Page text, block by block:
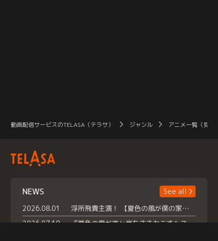
動画配信サービスのTELASA（テラサ） ジャンル アニメ一覧（見放
NEWS
See all
2026.08.01
浮所飛貴主演！ 【夏色の風が僕の家にやってきた】 本日よりテラサで独占配信スタート！
2026.07.18
『夏色の雲が恋と嵐をまきおこす』スペシャルメイキング 【Part1】2026年７月18日（土）23時30分～配信スタート！話題のシーンの裏側を大公開！豪華キャスト大集合！ 『武宮家 真夏の家族会議』開催！